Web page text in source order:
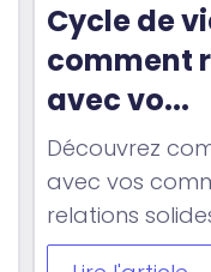
Cycle de
comment
avec vo...
Découvrez
avec vos
relations